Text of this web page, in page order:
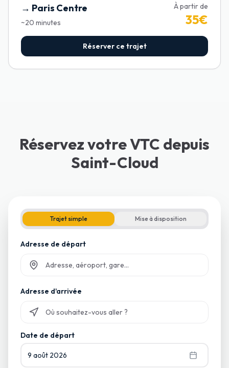
→ Paris Centre
~20 minutes
À partir de
35€
Réserver ce trajet
Réservez votre VTC depuis
Saint-Cloud
Trajet simple Mise à disposition
Adresse de départ
Adresse d'arrivée
Date de départ
9 août 2026